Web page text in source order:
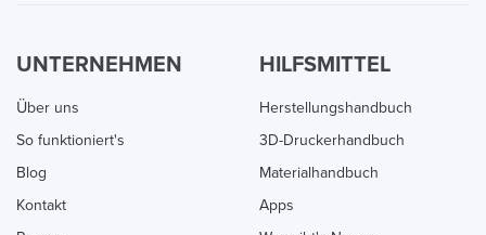
UNTERNEHMEN
Über uns
So funktioniert's
Blog
Kontakt
HILFSMITTEL
Herstellungshandbuch
3D-Druckerhandbuch
Materialhandbuch
Apps